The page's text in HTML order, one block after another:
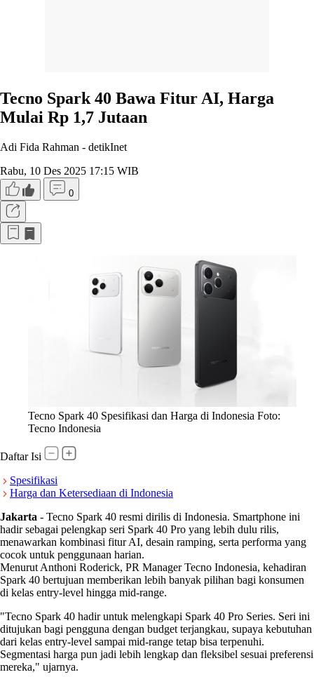
Tecno Spark 40 Bawa Fitur AI, Harga
Mulai Rp 1,7 Jutaan
Adi Fida Rahman - detikInet
Rabu, 10 Des 2025 17:15 WIB
0
Tecno Spark 40 Spesifikasi dan Harga di Indonesia Foto:
Tecno Indonesia
Daftar Isi
Spesifikasi
Harga dan Ketersediaan di Indonesia
Jakarta - Tecno Spark 40 resmi dirilis di Indonesia. Smartphone ini
hadir sebagai pelengkap seri Spark 40 Pro yang lebih dulu rilis,
menawarkan kombinasi fitur AI, desain ramping, serta performa yang
cocok untuk penggunaan harian.
Menurut Anthoni Roderick, PR Manager Tecno Indonesia, kehadiran
Spark 40 bertujuan memberikan lebih banyak pilihan bagi konsumen
di kelas entry-level hingga mid-range.
"Tecno Spark 40 hadir untuk melengkapi Spark 40 Pro Series. Seri ini
ditujukan bagi pengguna dengan budget terjangkau, supaya kebutuhan
dari kelas entry-level sampai mid-range tetap bisa terpenuhi.
Segmentasi harga pun jadi lebih lengkap dan fleksibel sesuai preferensi
mereka," ujarnya.